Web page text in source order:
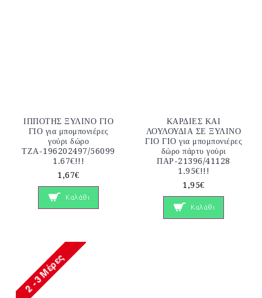
ΙΠΠΟΤΗΣ ΞΥΛΙΝΟ ΓΙΟ
ΓΙΟ για μπομπονιέρες
γούρι δώρο
ΤΖΑ-196202497/56099
1.67€!!!
1,67€
Καλάθι
ΚΑΡΔΙΕΣ ΚΑΙ
ΛΟΥΛΟΥΔΙΑ ΣΕ ΞΥΛΙΝΟ
ΓΙΟ ΓΙΟ για μπομπονιέρες
δώρο πάρτυ γούρι
ΠΑΡ-21396/41128
1.95€!!!
1,95€
Καλάθι